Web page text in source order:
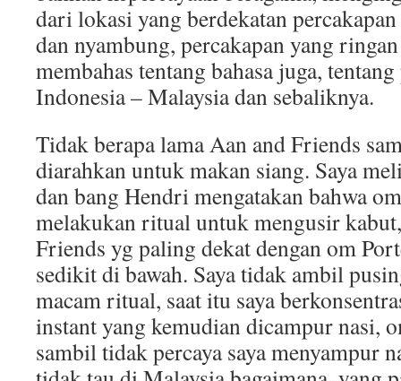
dari lokasi yang berdekatan
dan nyambung, percakapan yang
membahas tentang bahasa juga,
Indonesia – Malaysia dan sebaliknya.
Tidak berapa lama Aan and Friends
diarahkan untuk makan siang. Saya
dan bang Hendri mengatakan bahwa
melakukan ritual untuk mengusir
Friends yg paling dekat dengan om
sedikit di bawah. Saya tidak ambil
macam ritual, saat itu saya
instant yang kemudian dicampur nasi,
sambil tidak percaya saya menyampur